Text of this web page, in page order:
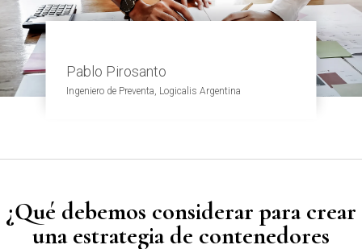
Pablo Pirosanto
Ingeniero de Preventa, Logicalis Argentina
¿Qué debemos considerar para crear
una estrategia de contenedores